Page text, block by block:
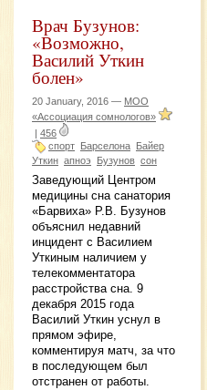
Врач Бузунов:
«Возможно,
Василий Уткин
болен»
20 January, 2016 — МОО
«Ассоциация сомнологов»
| 456
спорт Барселона Байер
Уткин апноэ Бузунов сон
Заведующий Центром
медицины сна санатория
«Барвиха» Р.В. Бузунов
объяснил недавний
инцидент с Василием
Уткиным наличием у
телекомментатора
расстройства сна. 9
декабря 2015 года
Василий Уткин уснул в
прямом эфире,
комментируя матч, за что
в последующем был
отстранен от работы.